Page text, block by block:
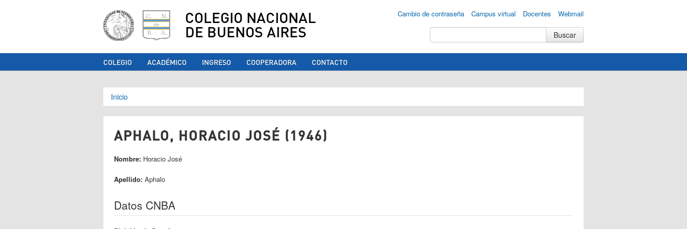
COLEGIO NACIONAL
DE BUENOS AIRES
Cambio de contraseña Campus virtual Docentes Webmail
COLEGIO ACADÉMICO INGRESO COOPERADORA CONTACTO
Se encuentra usted aquí
Inicio
APHALO, HORACIO JOSÉ (1946)
Nombre: Horacio José
Apellido: Aphalo
Datos CNBA